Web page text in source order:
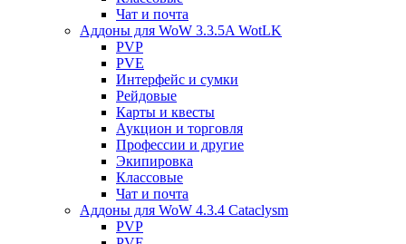
Чат и почта
Аддоны для WoW 3.3.5A WotLK
PVP
PVE
Интерфейс и сумки
Рейдовые
Карты и квесты
Аукцион и торговля
Профессии и другие
Экипировка
Классовые
Чат и почта
Аддоны для WoW 4.3.4 Cataclysm
PVP